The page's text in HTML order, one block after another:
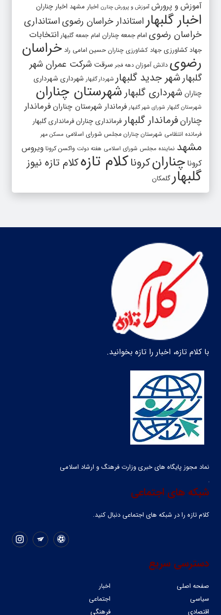
آموزش و پرورش آموزش و پرورش چنارن اخبار مشهد اخبار چناران
اخبار گلبهار استاندار خراسان رضویاستانداری
خراسان رضوی امام جمعه چناران امام جمعه گلبهار انتخابات
جهاد کشاورزی جهاد کشاورزی چناران حسین امامی راد خراسان
رضوی دانش آموزان دهه فجر سرقت شرکت عمران شهر
گلبهارشهر جدید گلبهار شهردار گلبهار شهرداری شهرداری
چناران شهرداری گلبهار شهرستان چناران
شهرستان گلبهار شورای شهر گلبهار فرماندار شهرستان چناران فرماندار
چنارانفرماندار گلبهار فرمانداری چنارانفرمانداری گلبهار
فرمانده انتظامی شهرستان چناران مجلس شورای اسلامی مسکن مهر
مشهد نماینده مجلس شورای اسلامی هفته دولت واکسن کرونا ویروس
کرونا چنارانکروناکلام تازهکلام تازه نیوز
گلبهارگلمکان
با کلام تازه، اخبار را تازه بخوانید.
نماد مجوز پایگاه های خبری وزارت فرهنگ و ارشاد اسلامی
شبکه های اجتماعی
کلام تازه را در شبکه ‌های اجتماعی دنبال کنید.
دسترسی سریع
صفحه اصلی
اخبار
سیاسی
اجتماعی
اقتصادی
فرهنگی